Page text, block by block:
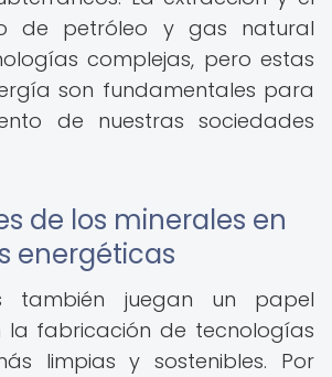
de petróleo y gas natural
complejas, pero estas
son fundamentales para
de nuestras sociedades
de los minerales en
energéticas
también juegan un papel
la fabricación de tecnologías
limpias y sostenibles. Por